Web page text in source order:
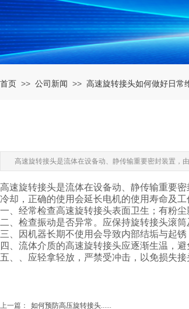
高速旋转接头是流体在设备动、静传输重要密封装置，
高速旋转接头是流体在设备动、静传输重要
冷却，正确的使用会延长电机的使用寿命及
一、经常检查高速旋转接头表面卫生；有粉
二、检查振动是否异常。应保持旋转接头滚
三、因机器长期不使用会导致内部结垢与起
四、流体介质的高速旋转接头应逐渐生温，
五、、应轻拿轻放，严禁受冲击，以免损失
上一篇： 如何预防高压旋转接头......
首页 >> 公司新闻 >> 高速旋转接头如何做好日常